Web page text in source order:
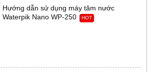
Hướng dẫn sử dụng máy tăm nước
Waterpik Nano WP-250
HOT